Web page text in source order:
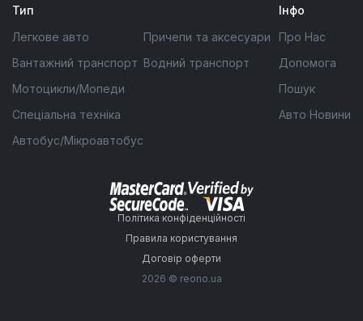
Тип
Легкове авто
Вантажний транспорт
Мотоцикли/Мопеди
Спеціальна техніка
Автобус/Мікроавтобус
Причепи та аксесуари
Водний транспорт
Інфо
Про Нас
Допомога
Пошук
Авто Новини
Політика конфіденційності
Правила користування
Договір оферти
2026 © reono.ua